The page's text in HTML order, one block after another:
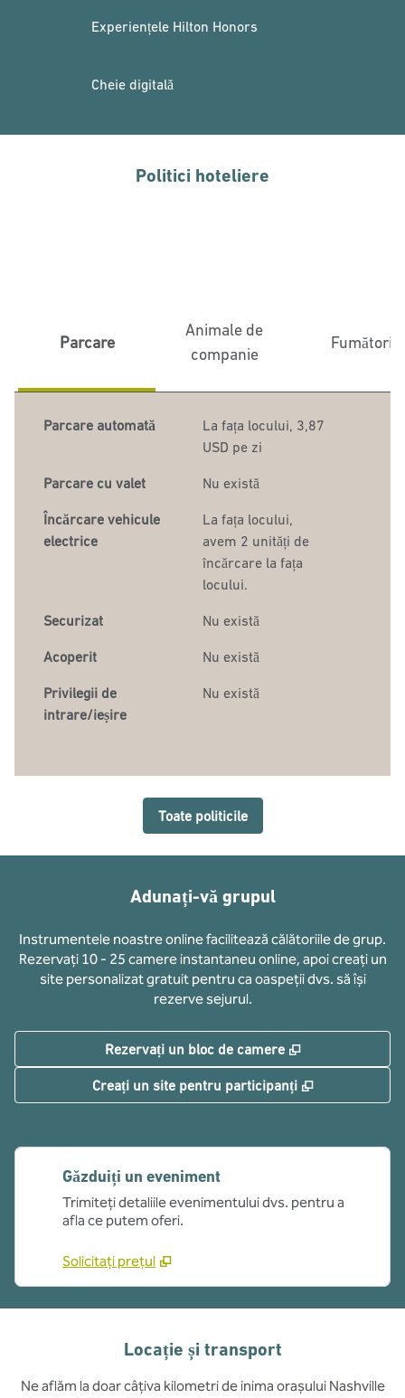
Experiențele Hilton Honors
Cheie digitală
Politici hoteliere
Parcare
Animale de
companie
Fumători
Parcare automată La fața locului, 3,87
USD pe zi
Parcare cu valet Nu există
Încărcare vehicule
electrice
La fața locului,
avem 2 unități de
încărcare la fața
locului.
Securizat Nu există
Acoperit Nu există
Privilegii de
intrare/ieșire
Nu există
Toate politicile
Adunați-vă grupul
Instrumentele noastre online facilitează călătoriile de grup.
Rezervați 10 - 25 camere instantaneu online, apoi creați un
site personalizat gratuit pentru ca oaspeții dvs. să își
rezerve sejurul.
Rezervați un bloc de camere ,
Creați un site pentru participanți ,
Găzduiți un eveniment
Trimiteți detaliile evenimentului dvs. pentru a
afla ce putem oferi.
Solicitați prețul
Locație și transport
Ne aflăm la doar câțiva kilometri de inima orașului Nashville